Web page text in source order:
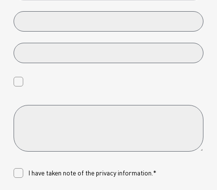
I have taken note of theprivacyinformation.*